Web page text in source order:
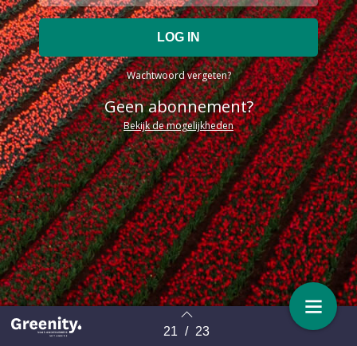
Terug naar overzicht 21 / 23
Wachtwoord vergeten?
Geen abonnement?
Bekijk de mogelijkheden